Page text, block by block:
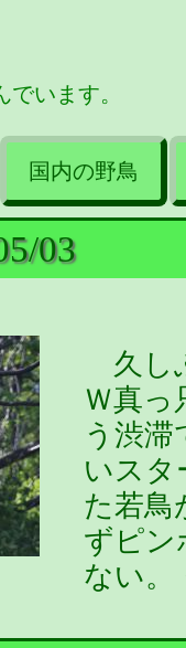
います。
国内の野鳥
03
久し
Ｗ真っ
う渋滞
いス
た若鳥
ずピン
ない。